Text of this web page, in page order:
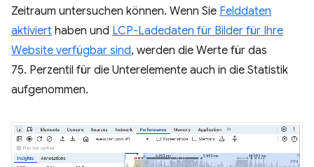
Zeitraum untersuchen können. Wenn Sie Felddaten
aktiviert haben und LCP-Ladedaten für Bilder für Ihre
Website verfügbar sind, werden die Werte für das
75. Perzentil für die Unterelemente auch in die Statistik
aufgenommen.